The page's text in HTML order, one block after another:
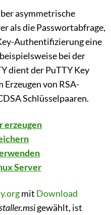
asymmetrische
als die Passwortabfrage,
Authentifizierung eine
bei der
dient der PuTTY Key
Erzeugen von RSA-
Schlüsselpaaren.
erzeugen
Server
mit Download
gewählt, ist